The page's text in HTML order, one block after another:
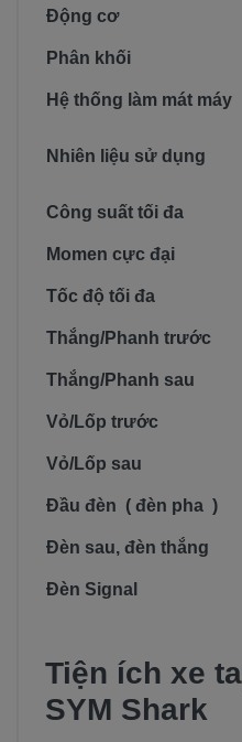
Động cơ
Phân khối
Hệ thống làm mát máy
Nhiên liệu sử dụng
Công suất tối đa
Momen cực đại
Tốc độ tối đa
Thắng/Phanh trước
Thắng/Phanh sau
Vỏ/Lốp trước
Vỏ/Lốp sau
Đầu đèn ( đèn pha )
Đèn sau, đèn thắng
Đèn Signal
Tiện ích xe
SYM Shark